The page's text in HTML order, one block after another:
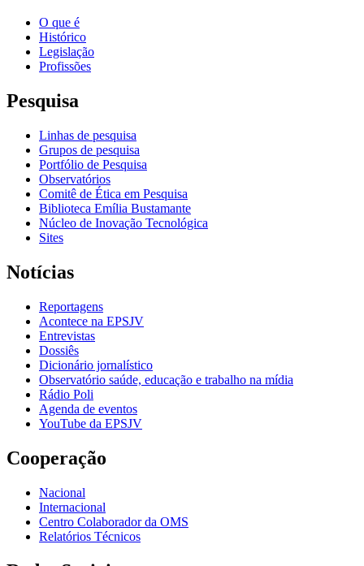
O que é
Histórico
Legislação
Profissões
Pesquisa
Linhas de pesquisa
Grupos de pesquisa
Portfólio de Pesquisa
Observatórios
Comitê de Ética em Pesquisa
Biblioteca Emília Bustamante
Núcleo de Inovação Tecnológica
Sites
Notícias
Reportagens
Acontece na EPSJV
Entrevistas
Dossiês
Dicionário jornalístico
Observatório saúde, educação e trabalho na mídia
Rádio Poli
Agenda de eventos
YouTube da EPSJV
Cooperação
Nacional
Internacional
Centro Colaborador da OMS
Relatórios Técnicos